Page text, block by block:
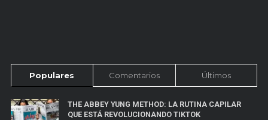
Populares Comentarios Últimos
THE ABBEY YUNG METHOD: LA RUTINA CAPILAR
QUE ESTÁ REVOLUCIONANDO TIKTOK